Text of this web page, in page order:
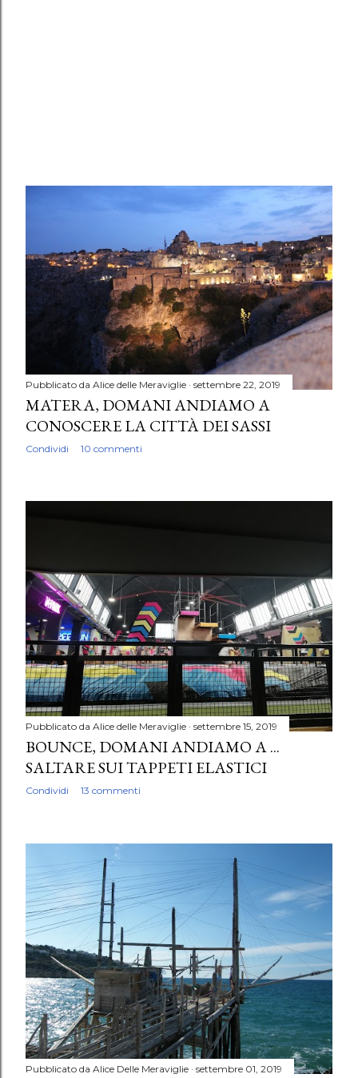
Pubblicato da Alice delle Meraviglie settembre 22, 2019
MATERA, DOMANI ANDIAMO A
CONOSCERE LA CITTÀ DEI SASSI
Condividi 10 commenti
Pubblicato da Alice delle Meraviglie settembre 15, 2019
BOUNCE, DOMANI ANDIAMO A ...
SALTARE SUI TAPPETI ELASTICI
Condividi 13 commenti
Pubblicato da Alice Delle Meraviglie settembre 01, 2019